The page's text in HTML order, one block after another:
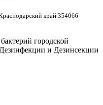
край 354066
городской
и Дезинсекции